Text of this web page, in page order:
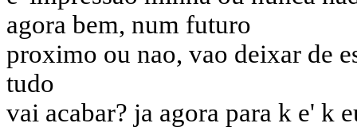
agora bem, num futuro
proximo ou nao, vao deixar de
tudo
vai acabar? ja agora para k e' k